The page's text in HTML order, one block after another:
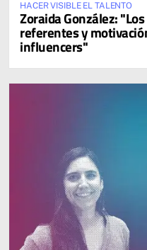
HACER VISIBLE EL TALENTO
Zoraida González:
referentes y
influencers"